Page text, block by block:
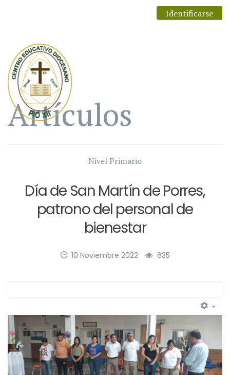
Identificarse
Artículos
Nivel Primario
Día de San Martín de Porres,
patrono del personal de
bienestar
10 Noviembre 2022 635